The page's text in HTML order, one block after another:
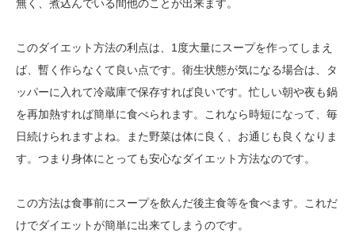
無く、煮込んでいる間他のことが出来ます。
このダイエット方法の利点は、1度大量にスープを作ってしまえ
ば、暫く作らなくて良い点です。衛生状態が気になる場合は、タ
ッパーに入れて冷蔵庫で保存すれば良いです。忙しい朝や夜も鍋
を再加熱すれば簡単に食べられます。これなら時短になって、毎
日続けられますよね。また野菜は体に良く、お通じも良くなりま
す。つまり身体にとっても安心なダイエット方法なのです。
この方法は食事前にスープを飲んだ後主食等を食べます。これだ
けでダイエットが簡単に出来てしまうのです。